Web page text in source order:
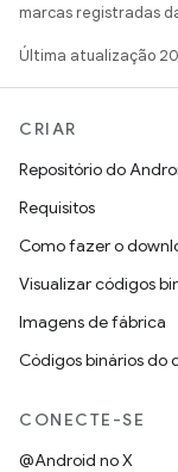
marcas registradas
Última atualização
CRIAR
Repositório do
Requisitos
Como fazer o
Visualizar códigos
Imagens de fábrica
Códigos binários do
CONECTE-SE
@Android no X